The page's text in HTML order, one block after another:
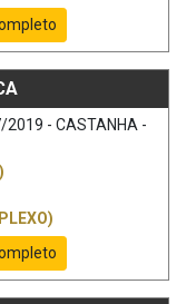
2019 - CASTANHA -